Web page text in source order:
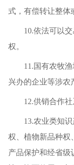
式，有偿转让整体
10.依法可以
权。
11.国有农牧
兴办的企业等涉农
12.供销合作
13.农业类知
权、植物新品种权
产品保护和经省级